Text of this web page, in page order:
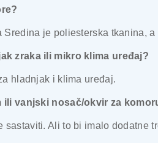
je poliesterska tkanina,
zraka ili mikro klima uređaj?
hladnjak i klima uređaj.
vanjski nosač/okvir za
sastaviti. Ali to bi imalo dodatne